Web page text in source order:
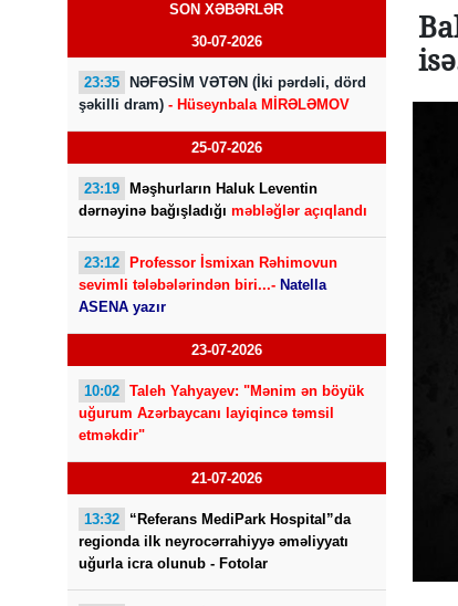
SON XƏBƏRLƏR
30-07-2026
23:35
NƏFƏSİM VƏTƏN (İki pərdəli, dörd
şəkilli dram) - Hüseynbala MİRƏLƏMOV
25-07-2026
23:19
Məşhurların Haluk Leventin
dərnəyinə bağışladığı məbləğlər açıqlandı
23:12
Professor İsmixan Rəhimovun
sevimli tələbələrindən biri...- Natella
ASENA yazır
23-07-2026
10:02 Taleh Yahyayev: "Mənim ən böyük
uğurum Azərbaycanı layiqincə təmsil
etməkdir"
21-07-2026
13:32
“Referans MediPark Hospital”da
regionda ilk neyrocərrahiyyə əməliyyatı
uğurla icra olunub - Fotolar